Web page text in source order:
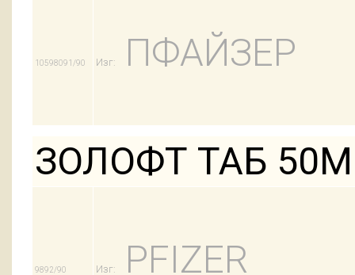
10598091/90 Изг: ПФАЙЗЕР
ЗОЛОФТ ТАБ
9892/90 Изг: PFIZER